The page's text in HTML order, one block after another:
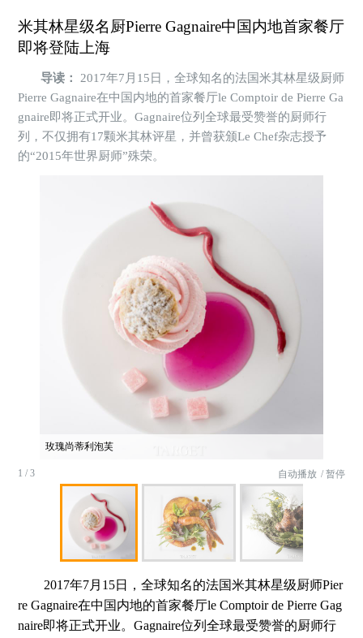
米其林星级名厨Pierre Gagnaire中国内地首家餐厅
即将登陆上海
导读：
2017年7月15日，全球知名的法国米其林星级厨师
Pierre Gagnaire在中国内地的首家餐厅le Comptoir de Pierre Ga
gnaire即将正式开业。Gagnaire位列全球最受赞誉的厨师行
列，不仅拥有17颗米其林评星，并曾获颁Le Chef杂志授予
的“2015年世界厨师”殊荣。
玫瑰尚蒂利泡芙
1 / 3 自动播放 / 暂停
2017年7月15日，全球知名的法国米其林星级厨师Pier
re Gagnaire在中国内地的首家餐厅le Comptoir de Pierre Gag
naire即将正式开业。Gagnaire位列全球最受赞誉的厨师行